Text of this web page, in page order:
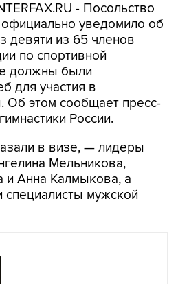
- Посольство
уведомило об
девяти из 65 членов
по спортивной
должны были
для участия в
Об этом сообщает пресс-
России.
в визе, — лидеры
Мельникова,
и Анна Калмыкова, а
мужской